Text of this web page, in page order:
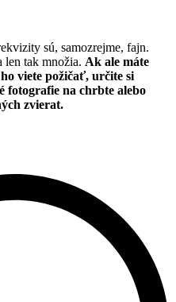
sú, samozrejme, fajn.
len tak množia. Ak ale máte
viete požičať, určite si
fotografie na chrbte alebo
zvierat.